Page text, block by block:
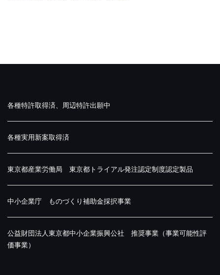
各種特許取得済、周辺特許出願中
各種実用新案取得済
東京都産業労働局 東京都トライアル発注認定制度認定製品
中小企業庁 ものづくり補助金採択事業
公益財団法人東京都中小企業振興公社 推奨事業（事業可能性評
価事業）